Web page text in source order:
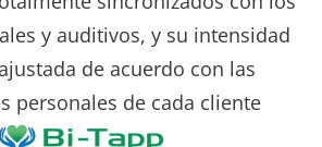
y auditivos, y su intensidad
de acuerdo con las
personales de cada cliente